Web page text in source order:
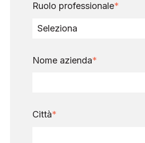
Ruolo professionale*
Nome azienda*
Città*